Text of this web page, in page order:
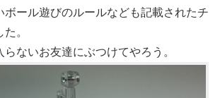
ボール遊びのルールなども記載されたチ
。
ないお友達にぶつけてやろう。